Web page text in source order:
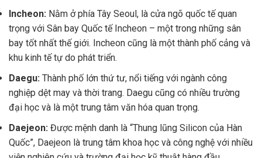
Incheon: Nằm ở phía Tây Seoul, là cửa ngõ quốc tế quan
trọng với Sân bay Quốc tế Incheon – một trong những sân
bay tốt nhất thế giới. Incheon cũng là một thành phố cảng và
khu kinh tế tự do phát triển.
Daegu: Thành phố lớn thứ tư, nổi tiếng với ngành công
nghiệp dệt may và thời trang. Daegu cũng có nhiều trường
đại học và là một trung tâm văn hóa quan trọng.
Daejeon: Được mệnh danh là “Thung lũng Silicon của Hàn
Quốc”, Daejeon là trung tâm khoa học và công nghệ với nhiều